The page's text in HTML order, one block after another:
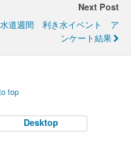
Next Post
水道週間 利き水イベント ア
ンケート結果
top
Desktop